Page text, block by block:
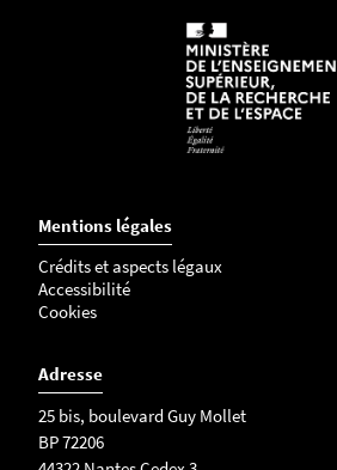
Mentions légales
Crédits et aspects légaux
Accessibilité
Cookies
Adresse
25 bis, boulevard Guy Mollet
BP 72206